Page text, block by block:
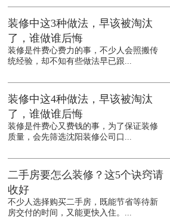
装修中这3种做法，早该被淘汰
了，谁做谁后悔
装修是件费心费力的事，不少人会照搬传
统经验，却不知有些做法早已跟...
装修中这4种做法，早该被淘汰
了，谁做谁后悔
装修是件费心又费钱的事，为了保证装修
质量，会先筛选沈阳装修公司口...
二手房要怎么装修？这5个诀窍请
收好
不少人选择购买二手房，既能节省等待新
房交付的时间，又能更快入住。...